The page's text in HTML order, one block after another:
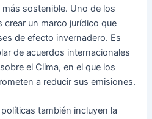
sostenible. Uno de los
un marco jurídico que
de efecto invernadero. Es
de acuerdos internacionales
el Clima, en el que los
a reducir sus emisiones.
también incluyen la